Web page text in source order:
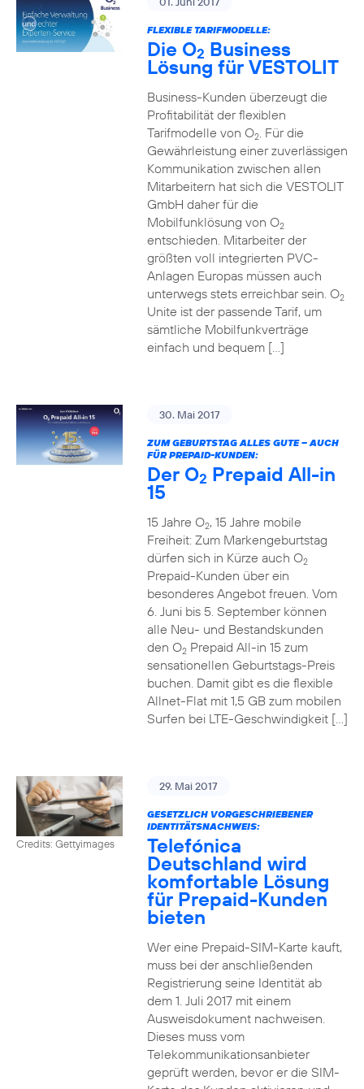
FLEXIBLE TARIFMODELLE:
Die O2 Business
Lösung für VESTOLIT
Business-Kunden überzeugt die
Profitabilität der flexiblen
Tarifmodelle von O2. Für die
Gewährleistung einer zuverlässigen
Kommunikation zwischen allen
Mitarbeitern hat sich die VESTOLIT
GmbH daher für die
Mobilfunklösung von O2
entschieden. Mitarbeiter der
größten voll integrierten PVC-
Anlagen Europas müssen auch
unterwegs stets erreichbar sein. O2
Unite ist der passende Tarif, um
sämtliche Mobilfunkverträge
einfach und bequem […]
30. Mai 2017
ZUM GEBURTSTAG ALLES GUTE – AUCH
FÜR PREPAID-KUNDEN:
Der O2 Prepaid All-in
15
15 Jahre O2, 15 Jahre mobile
Freiheit: Zum Markengeburtstag
dürfen sich in Kürze auch O2
Prepaid-Kunden über ein
besonderes Angebot freuen. Vom
6. Juni bis 5. September können
alle Neu- und Bestandskunden
den O2Prepaid All-in 15 zum
sensationellen Geburtstags-Preis
buchen. Damit gibt es die flexible
Allnet-Flat mit 1,5 GB zum mobilen
Surfen bei LTE-Geschwindigkeit […]
Credits: Gettyimages
29. Mai 2017
GESETZLICH VORGESCHRIEBENER
IDENTITÄTSNACHWEIS:
Telefónica
Deutschland wird
komfortable Lösung
für Prepaid-Kunden
bieten
Wer eine Prepaid-SIM-Karte kauft,
muss bei der anschließenden
Registrierung seine Identität ab
dem 1. Juli 2017 mit einem
Ausweisdokument nachweisen.
Dieses muss vom
Telekommunikationsanbieter
geprüft werden, bevor er die SIM-